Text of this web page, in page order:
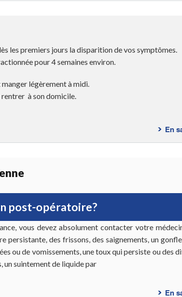
les premiers jours la disparition de vos symptômes.
pour 4 semaines environ.
légèrement à midi.
à son domicile.
En
post-opératoire?
vous devez absolument contacter votre
persistante, des frissons, des saignements, un
ou de vomissements, une toux qui persiste ou des
un suintement de liquide par
En